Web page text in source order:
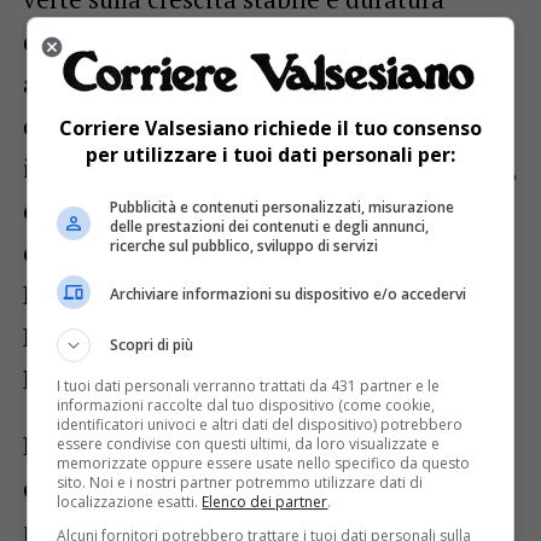
dell’economia e sociale del territorio
attraverso il turismo. Per promuovere
questo è necessario investire sulle
infrastrutture principali, cioè la rete viaria,
e sui servizi di accoglienza, ospitalità,
experience, assistenza, logistici. Oltre a
Lozzolo nel progetto ci sono Gattinara,
Lenta, Ghislarengo, Arborio, Rovasenda,
Roasio, Villa del Bosco e Sostegno.
L’importo massimo del finanziamento
concedibile per ciascun progetto
presentato dal Comune singolarmente è
Corriere Valsesiano richiede il tuo consenso
per utilizzare i tuoi dati personali per:
Pubblicità e contenuti personalizzati, misurazione
delle prestazioni dei contenuti e degli annunci,
ricerche sul pubblico, sviluppo di servizi
Archiviare informazioni su dispositivo e/o accedervi
Scopri di più
I tuoi dati personali verranno trattati da 431 partner e le
informazioni raccolte dal tuo dispositivo (come cookie,
identificatori univoci e altri dati del dispositivo) potrebbero
essere condivise con questi ultimi, da loro visualizzate e
memorizzate oppure essere usate nello specifico da questo
sito. Noi e i nostri partner potremmo utilizzare dati di
localizzazione esatti. Elenco dei partner.
Alcuni fornitori potrebbero trattare i tuoi dati personali sulla